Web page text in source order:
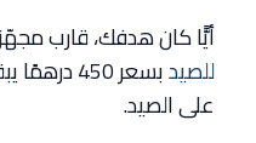
أيًّا كان هدفك، قارب
للصيد
بسعر 450
على الصيد.